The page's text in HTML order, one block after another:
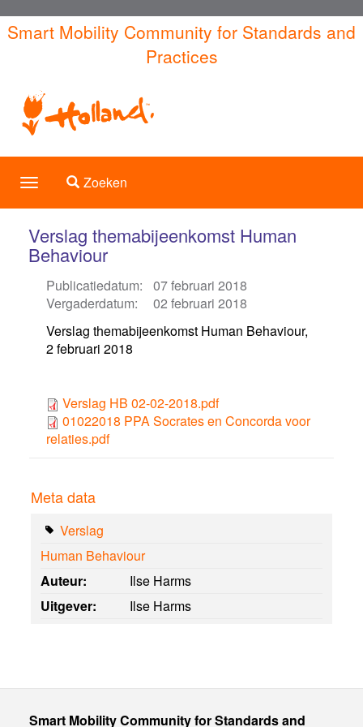
Overslaan
en
inhoud
gaan
Smart Mobility Community for Standards and
Practices
ToggleToggle search
Zoeken
Verslag themabijeenkomst Human
Behaviour
Publicatiedatum:
07 februari 2018
Vergaderdatum:
02 februari 2018
Verslag themabijeenkomst Human Behaviour,
2 februari 2018
Verslag HB 02-02-2018.pdf
01022018 PPA Socrates en Concorda voor
relaties.pdf
Meta data
Verslag
Human Behaviour
Auteur:
Ilse Harms
Uitgever:
Ilse Harms
Smart Mobility Community for Standards and